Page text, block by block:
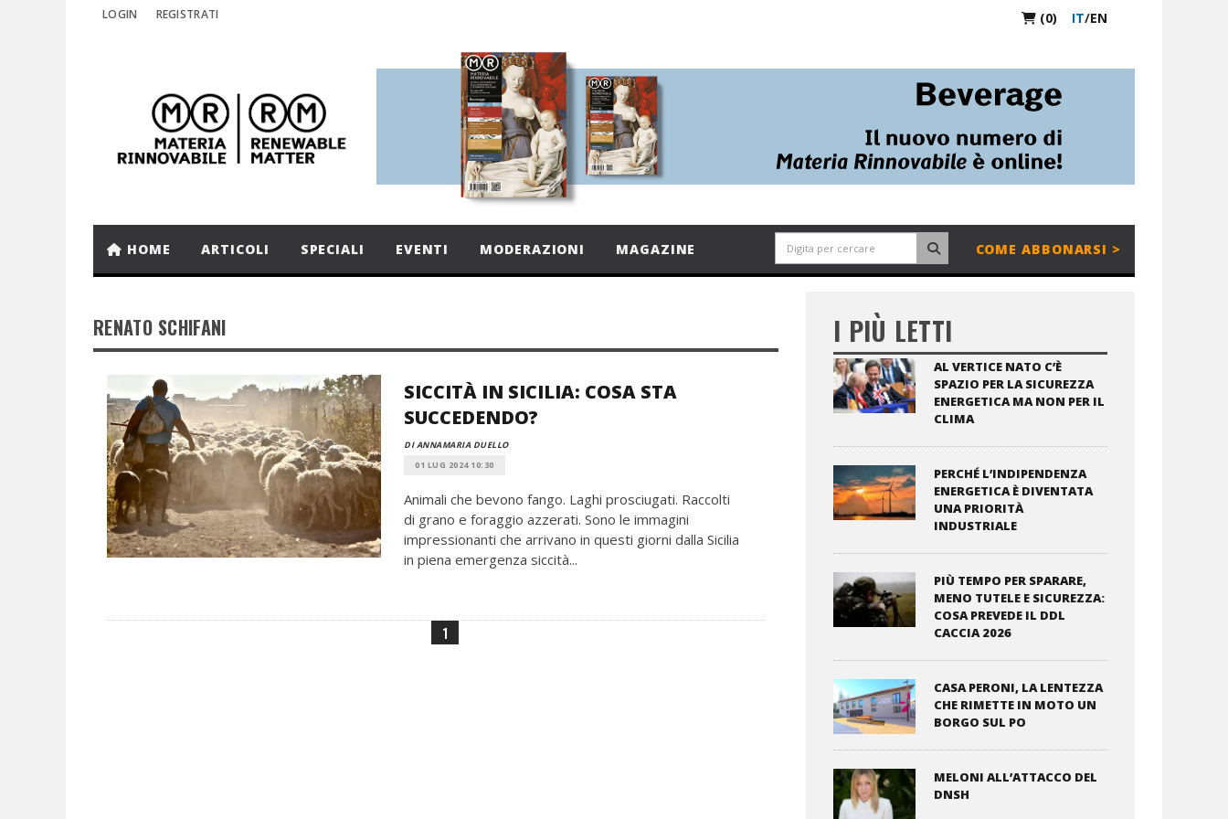
LOGIN REGISTRATI (0) IT/EN
HOME ARTICOLI SPECIALI EVENTI MODERAZIONI MAGAZINE COME ABBONARSI >
RENATO SCHIFANI
SICCITÀ IN SICILIA: COSA STA
SUCCEDENDO?
DI ANNAMARIA DUELLO
01 LUG 2024 10:30
Animali che bevono fango. Laghi prosciugati. Raccolti
di grano e foraggio azzerati. Sono le immagini
impressionanti che arrivano in questi giorni dalla Sicilia
in piena emergenza siccità...
1
I PIÙ LETTI
AL VERTICE NATO C’È
SPAZIO PER LA SICUREZZA
ENERGETICA MA NON PER IL
CLIMA
PERCHÉ L’INDIPENDENZA
ENERGETICA È DIVENTATA
UNA PRIORITÀ
INDUSTRIALE
PIÙ TEMPO PER SPARARE,
MENO TUTELE E SICUREZZA:
COSA PREVEDE IL DDL
CACCIA 2026
CASA PERONI, LA LENTEZZA
CHE RIMETTE IN MOTO UN
BORGO SUL PO
MELONI ALL’ATTACCO DEL
DNSH